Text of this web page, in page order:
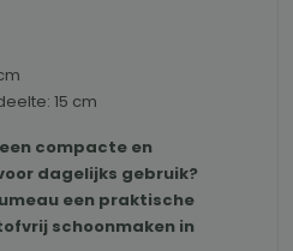
15 cm
compacte en
dagelijks gebruik?
een praktische
schoonmaken in